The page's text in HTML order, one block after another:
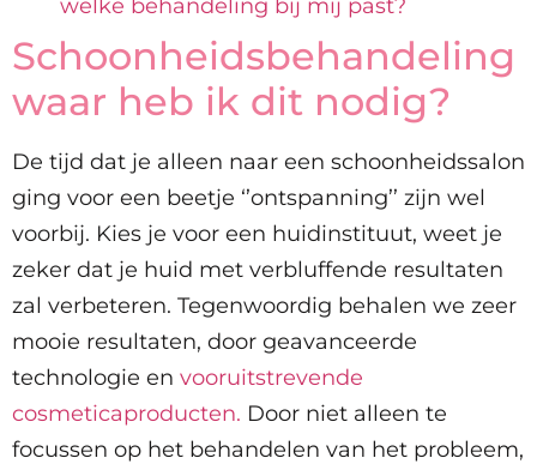
welke behandeling bij mij past?
Schoonheidsbehandeling
waar heb ik dit nodig?
De tijd dat je alleen naar een schoonheidssalon
ging voor een beetje ‘’ontspanning’’ zijn wel
voorbij. Kies je voor een huidinstituut, weet je
zeker dat je huid met verbluffende resultaten
zal verbeteren. Tegenwoordig behalen we zeer
mooie resultaten, door geavanceerde
technologie en vooruitstrevende
cosmeticaproducten. Door niet alleen te
focussen op het behandelen van het probleem,